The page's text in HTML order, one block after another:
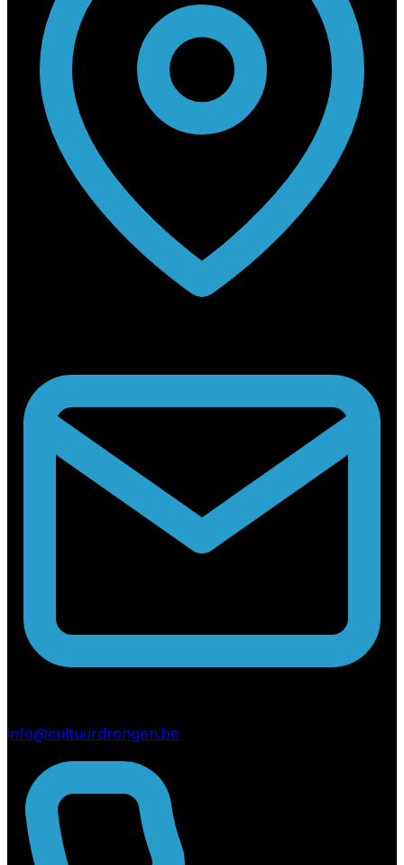
info@cultuurdrongen.be